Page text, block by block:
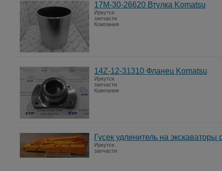
17M-30-26620 Втулка Komatsu
Иркутск
запчасти
Компания
14Z-12-31310 Фланец Komatsu
Иркутск
запчасти
Компания
Гусек удлинитель на экскаваторы
Иркутск
запчасти